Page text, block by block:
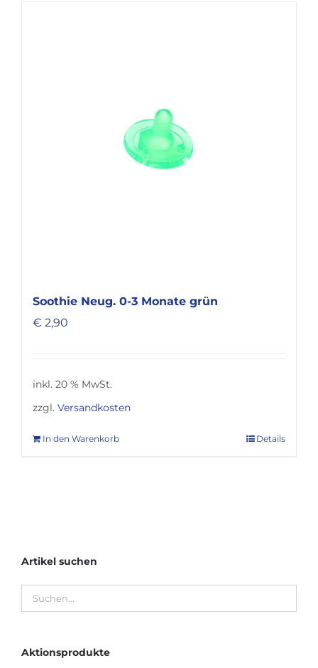
Soothie Neug. 0-3 Monate grün
€ 2,90
inkl. 20 % MwSt.
zzgl. Versandkosten
In den Warenkorb Details
Artikel suchen
Aktionsprodukte